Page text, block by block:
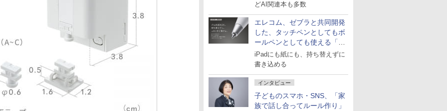
どAI関連本も多数
エレコム、ゼブラと共同開発
した、タッチペンとしてもボ
ールペンとしても使える「ス
タイラスツーウェイ」発売
iPadにも紙にも、持ち替えずに
書き込める
インタビュー
子どものスマホ・SNS、「家
族で話し合ってルール作り」